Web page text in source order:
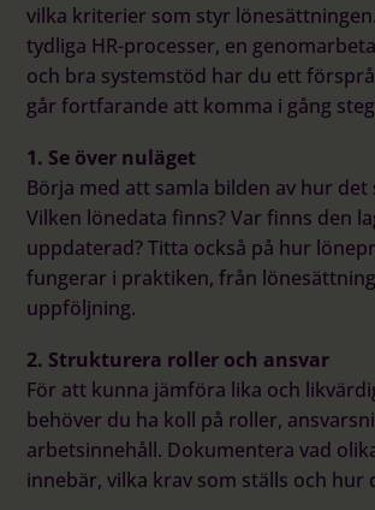
vilka kriterier som styr
tydliga HR-processer, en
och bra systemstöd har du ett
går fortfarande att komma i gång
1. Se över nuläget
Börja med att samla bilden av hur det
Vilken lönedata finns? Var finns den
uppdaterad? Titta också på hur
fungerar i praktiken, från
uppföljning.
2. Strukturera roller och ansvar
För att kunna jämföra lika och
behöver du ha koll på roller,
arbetsinnehåll. Dokumentera vad
innebär, vilka krav som ställs och hur